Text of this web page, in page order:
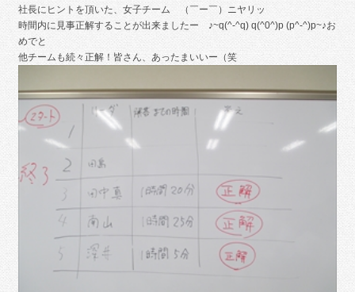
社長にヒントを頂いた、女子チーム （￣ー￣）ニヤリッ
時間内に見事正解することが出来ましたー ♪~q(^-^q) q(^0^)p (p^-^)p~♪お
めでと
他チームも続々正解！皆さん、あったまいいー（笑